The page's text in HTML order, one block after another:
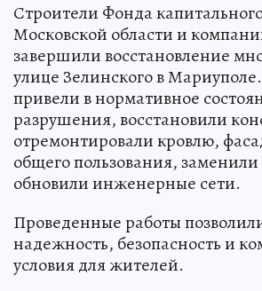
Строители Фонда
Московской области и
завершили восстановление
улице Зелинского в
привели в нормативное
разрушения, восстановили
отремонтировали кровлю,
общего пользования,
обновили инженерные сети.
Проведенные работы
надежность, безопасность и
условия для жителей.